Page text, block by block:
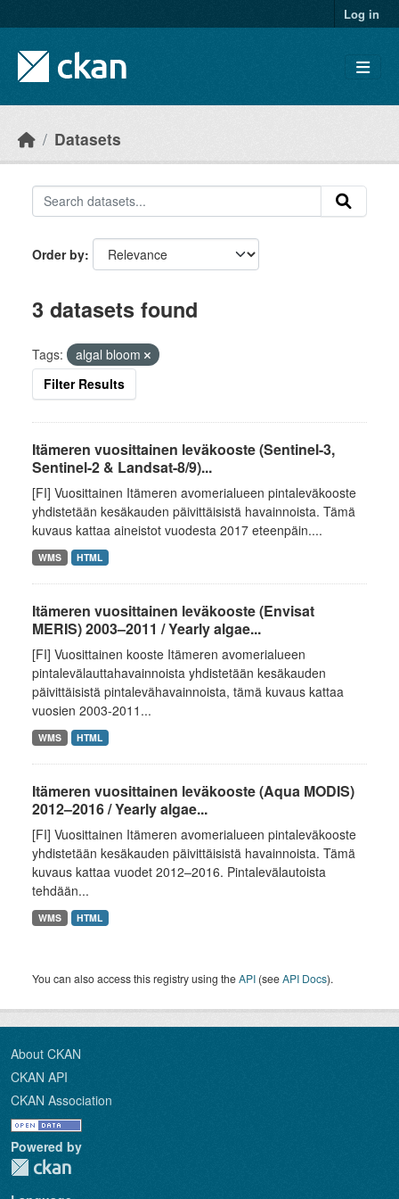
Log in
Datasets
Order by
3 datasets found
Tags:
algal bloom
Filter Results
Itämeren vuosittainen leväkooste (Sentinel-3,
Sentinel-2 & Landsat-8/9)...
[FI] Vuosittainen Itämeren avomerialueen pintaleväkooste
yhdistetään kesäkauden päivittäisistä havainnoista. Tämä
kuvaus kattaa aineistot vuodesta 2017 eteenpäin....
WMS HTML
Itämeren vuosittainen leväkooste (Envisat
MERIS) 2003–2011 / Yearly algae...
[FI] Vuosittainen kooste Itämeren avomerialueen
pintalevälauttahavainnoista yhdistetään kesäkauden
päivittäisistä pintalevähavainnoista, tämä kuvaus kattaa
vuosien 2003-2011...
WMS HTML
Itämeren vuosittainen leväkooste (Aqua MODIS)
2012–2016 / Yearly algae...
[FI] Vuosittainen Itämeren avomerialueen pintaleväkooste
yhdistetään kesäkauden päivittäisistä havainnoista. Tämä
kuvaus kattaa vuodet 2012–2016. Pintalevälautoista
tehdään...
WMS HTML
You can also access this registry using theAPI (seeAPI Docs).
About CKAN
CKAN API
CKAN Association
Powered by